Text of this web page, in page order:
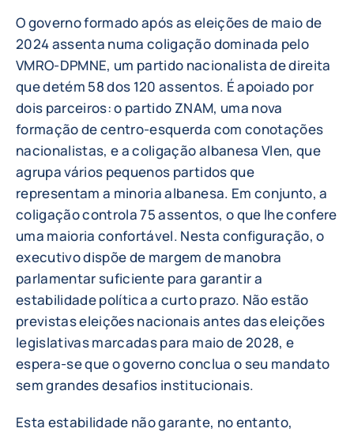
O governo formado após as eleições de maio de
2024 assenta numa coligação dominada pelo
VMRO-DPMNE, um partido nacionalista de direita
que detém 58 dos 120 assentos. É apoiado por
dois parceiros: o partido ZNAM, uma nova
formação de centro-esquerda com conotações
nacionalistas, e a coligação albanesa Vlen, que
agrupa vários pequenos partidos que
representam a minoria albanesa. Em conjunto, a
coligação controla 75 assentos, o que lhe confere
uma maioria confortável. Nesta configuração, o
executivo dispõe de margem de manobra
parlamentar suficiente para garantir a
estabilidade política a curto prazo. Não estão
previstas eleições nacionais antes das eleições
legislativas marcadas para maio de 2028, e
espera-se que o governo conclua o seu mandato
sem grandes desafios institucionais.
Esta estabilidade não garante, no entanto,